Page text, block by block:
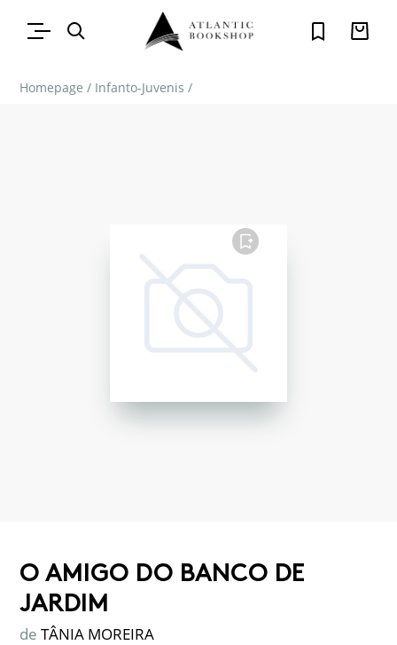
Homepage / Infanto-Juvenis /
FAVORITO
O AMIGO DO BANCO DE
JARDIM
de TÂNIA MOREIRA